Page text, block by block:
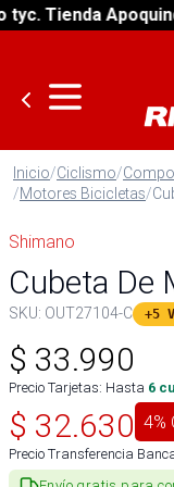
Tienda
Inicio/Ciclismo/
/Motores Bicicletas/
Shimano
Cubeta De
SKU: OUT27104-C +5
$ 33.990
Precio Tarjetas: Hasta 6
$ 32.630 4%
Precio Transferencia